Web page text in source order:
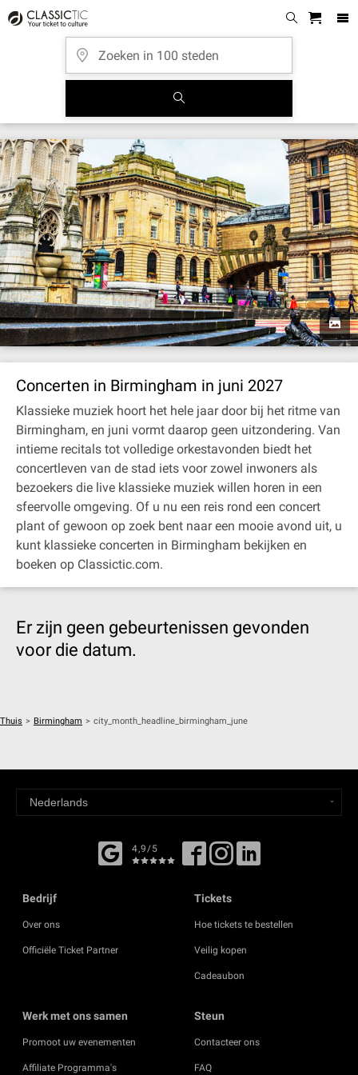
Concerten in Birmingham in juni 2027
Klassieke muziek hoort het hele jaar door bij het ritme van
Birmingham, en juni vormt daarop geen uitzondering. Van
intieme recitals tot volledige orkestavonden biedt het
concertleven van de stad iets voor zowel inwoners als
bezoekers die live klassieke muziek willen horen in een
sfeervolle omgeving. Of u nu een reis rond een concert
plant of gewoon op zoek bent naar een mooie avond uit, u
kunt klassieke concerten in Birmingham bekijken en
boeken op Classictic.com.
Er zijn geen gebeurtenissen gevonden
voor die datum.
Thuis > Birmingham > city_month_headline_birmingham_june
4,9/5
Bedrijf
Over ons
Officiële Ticket Partner
Tickets
Hoe tickets te bestellen
Veilig kopen
Cadeaubon
Werk met ons samen
Promoot uw evenementen
Affiliate Programma's
Steun
Contacteer ons
FAQ